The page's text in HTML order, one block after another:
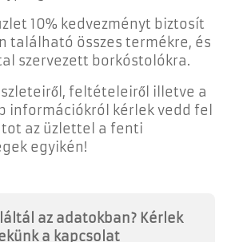
10% kedvezményt biztosít
található összes termékre, és
szervezett borkóstolókra.
feltételeiről illetve a
információkról kérlek vedd fel
az üzlettel a fenti
egyikén!
az adatokban? Kérlek
a kapcsolat